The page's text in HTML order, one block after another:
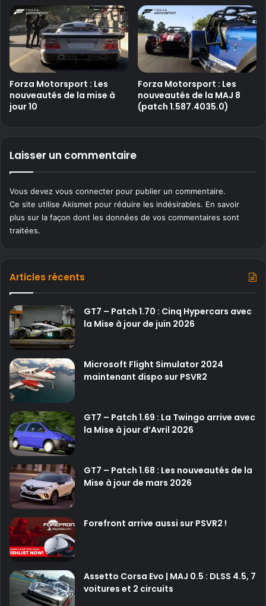
Forza Motorsport : Les
nouveautés de la mise à
jour 10
Forza Motorsport : Les
nouveautés de la MAJ 8
(patch 1.587.4035.0)
Laisser un commentaire
Vous devez vous connecter pour publier un commentaire.
Ce site utilise Akismet pour réduire les indésirables. En savoir
plus sur la façon dont les données de vos commentaires sont
traitées.
Articles récents
GT7 – Patch 1.70 : Cinq Hypercars avec
la Mise à jour de juin 2026
Microsoft Flight Simulator 2024
maintenant dispo sur PSVR2
GT7 – Patch 1.69 : La Twingo arrive avec
la Mise à jour d’Avril 2026
GT7 – Patch 1.68 : Les nouveautés de la
Mise à jour de mars 2026
Forefront arrive aussi sur PSVR2 !
Assetto Corsa Evo | MAJ 0.5 : DLSS 4.5, 7
voitures et 2 circuits